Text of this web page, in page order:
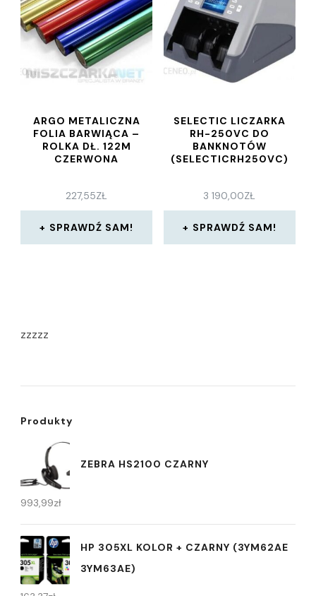
ARGO METALICZNA
FOLIA BARWIĄCA –
ROLKA DŁ. 122M
CZERWONA
227,55ZŁ
SPRAWDŹ SAM!
SELECTIC LICZARKA
RH-250VC DO
BANKNOTÓW
(SELECTICRH250VC)
3 190,00ZŁ
SPRAWDŹ SAM!
zzzzz
Produkty
ZEBRA HS2100 CZARNY
993,99zł
HP 305XL KOLOR + CZARNY (3YM62AE
3YM63AE)